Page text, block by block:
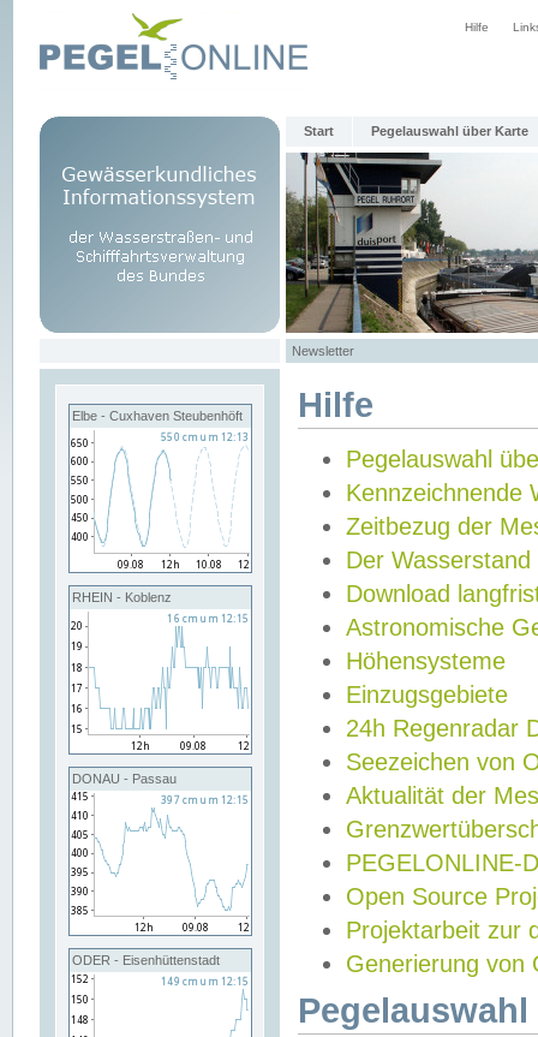
Hilfe
Start Pegelauswahl über Karte
Newsletter
Elbe - Cuxhaven Steubenhöft
RHEIN - Koblenz
DONAU - Passau
ODER - Eisenhüttenstadt
Hilfe
Pegelauswahl
Kennzeichnende
Zeitbezug der
Der Wasserstand
Download
Astronomische
Höhensysteme
Einzugsgebiete
24h Regenradar
Seezeichen von
Aktualität der
PEGELONLINE-
Open Source
Projektarbeit zur
Generierung von